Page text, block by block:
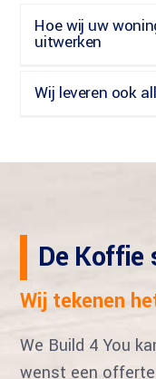
Hoe wij uw
uitwerken
Wij leveren ook
De Koffie
Wij tekenen
We Build 4 You
wenst een